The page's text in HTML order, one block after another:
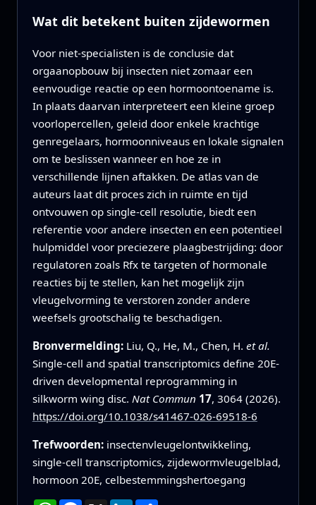
Wat dit betekent buiten zijdewormen
Voor niet-specialisten is de conclusie dat
orgaanopbouw bij insecten niet zomaar een
eenvoudige reactie op een hormoontoename is.
In plaats daarvan interpreteert een kleine groep
voorlopercellen, geleid door enkele krachtige
genregelaars, hormoonniveaus en lokale signalen
om te beslissen wanneer en hoe ze in
verschillende lijnen aftakken. De atlas van de
auteurs laat dit proces zich in ruimte en tijd
ontvouwen op single-cell resolutie, biedt een
referentie voor andere insecten en een potentieel
hulpmiddel voor preciezere plaagbestrijding: door
regulatoren zoals Rfx te targeten of hormonale
reacties bij te stellen, kan het mogelijk zijn
vleugelvorming te verstoren zonder andere
weefsels grootschalig te beschadigen.
Bronvermelding: Liu, Q., He, M., Chen, H. et al.
Single-cell and spatial transcriptomics define 20E-
driven developmental reprogramming in
silkworm wing disc. Nat Commun 17, 3064 (2026).
https://doi.org/10.1038/s41467-026-69518-6
Trefwoorden: insectenvleugelontwikkeling,
single-cell transcriptomics, zijdewormvleugelblad,
hormoon 20E, celbestemmingshertoegang